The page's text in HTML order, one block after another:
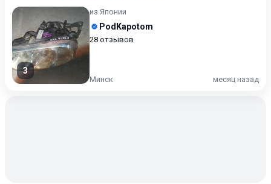
3
из Японии
PodKapotom
28 отзывов
Минск месяц назад